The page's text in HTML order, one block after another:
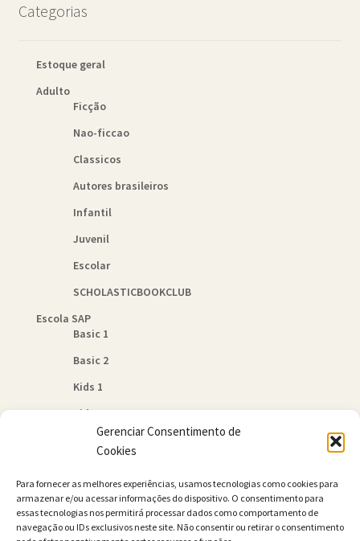
Gerenciar Consentimento de
Cookies
Para fornecer as melhores experiências, usamos tecnologias como cookies para
armazenar e/ou acessar informações do dispositivo. O consentimento para
essas tecnologias nos permitirá processar dados como comportamento de
navegação ou IDs exclusivos neste site. Não consentir ou retirar o consentimento
Categorias
Estoque geral
Adulto
Ficção
Nao-ficcao
Classicos
Autores brasileiros
Infantil
Juvenil
Escolar
SCHOLASTICBOOKCLUB
Escola SAP
Basic 1
Basic 2
Kids 1
Kids 2
Quem Somos
Contato